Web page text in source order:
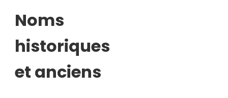
Noms
historiques
et anciens